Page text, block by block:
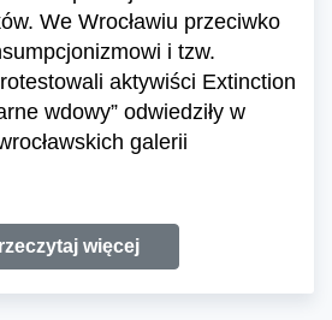
We Wrocławiu przeciwko
i tzw.
aktywiści Extinction
wdowy” odwiedziły w
galerii
więcej